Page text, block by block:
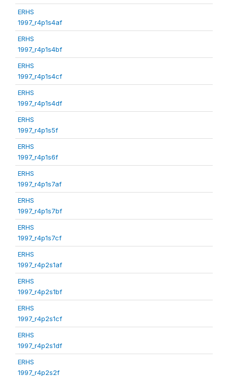
ERHS
1997_r4p1s4af
ERHS
1997_r4p1s4bf
ERHS
1997_r4p1s4cf
ERHS
1997_r4p1s4df
ERHS
1997_r4p1s5f
ERHS
1997_r4p1s6f
ERHS
1997_r4p1s7af
ERHS
1997_r4p1s7bf
ERHS
1997_r4p1s7cf
ERHS
1997_r4p2s1af
ERHS
1997_r4p2s1bf
ERHS
1997_r4p2s1cf
ERHS
1997_r4p2s1df
ERHS
1997_r4p2s2f